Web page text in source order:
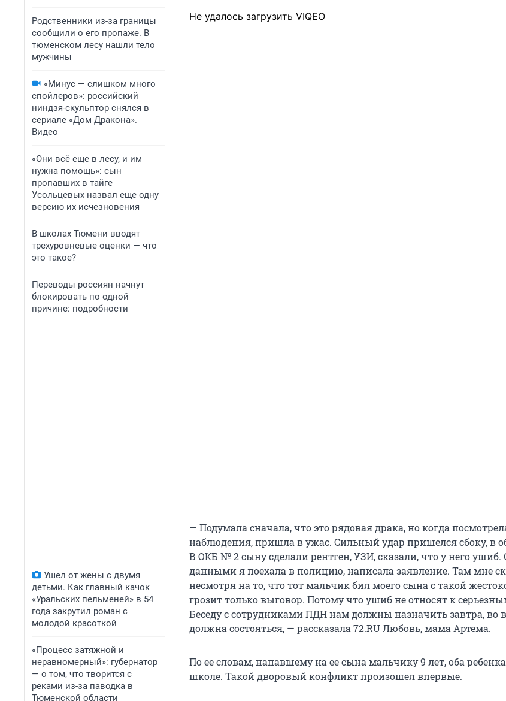
Родственники из-за границы
сообщили о его пропаже. В
тюменском лесу нашли тело
мужчины
«Минус — слишком много
спойлеров»: российский
ниндзя-скульптор снялся в
сериале «Дом Дракона».
Видео
«Они всё еще в лесу, и им
нужна помощь»: сын
пропавших в тайге
Усольцевых назвал еще одну
версию их исчезновения
В школах Тюмени вводят
трехуровневые оценки — что
это такое?
Переводы россиян начнут
блокировать по одной
причине: подробности
Ушел от жены с двумя
детьми. Как главный качок
«Уральских пельменей» в 54
года закрутил роман с
молодой красоткой
«Процесс затяжной и
неравномерный»: губернатор
— о том, что творится с
реками из-за паводка в
Тюменской области
Не удалось загрузить VIQEO
— Подумала сначала, что это рядовая драка, но когда
наблюдения, пришла в ужас. Сильный удар пришелся сбоку, в
В ОКБ № 2 сыну сделали рентген, УЗИ, сказали, что у него ушиб.
данными я поехала в полицию, написала заявление. Там мне
несмотря на то, что тот мальчик бил моего сына с такой
грозит только выговор. Потому что ушиб не относят к
Беседу с сотрудниками ПДН нам должны назначить завтра, во
должна состояться, — рассказала 72.RU Любовь, мама Артема.
По ее словам, напавшему на ее сына мальчику 9 лет, оба
школе. Такой дворовый конфликт произошел впервые.